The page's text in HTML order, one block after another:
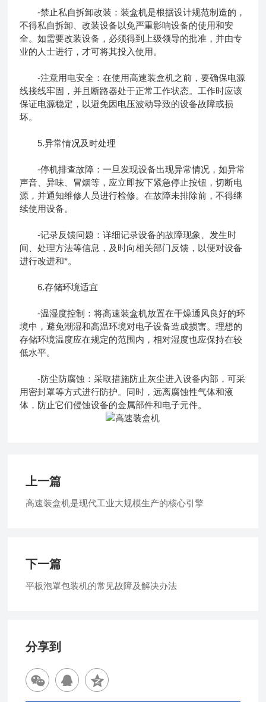
-禁止私自拆卸改装：装盒机是根据设计规范制造的，
不得私自拆卸、改装设备以免严重影响设备的使用和安
全。如需要改装设备，必须得到上级领导的批准，并由专
业的人士进行，才可将其投入使用。
-注意用电安全：在使用高速装盒机之前，要确保电源
线接线牢固，并且断路器处于正常工作状态。工作时应该
保证电源稳定，以避免因电压波动导致的设备故障或损
坏。
5.异常情况及时处理
-停机排查故障：一旦发现设备出现异常情况，如异常
声音、异味、冒烟等，应立即按下紧急停止按钮，切断电
源，并通知维修人员进行检修。在故障未排除前，不得继
续使用设备。
-记录反馈问题：详细记录设备的故障现象、发生时
间、处理方法等信息，及时向相关部门反馈，以便对设备
进行改进和*。
6.存储环境适宜
-温湿度控制：将高速装盒机放置在干燥通风良好的环
境中，避免潮湿和高温环境对电子设备造成损害。理想的
存储环境温度应在规定的范围内，相对湿度也应保持在较
低水平。
-防尘防腐蚀：采取措施防止灰尘进入设备内部，可采
用密封罩等方式进行防护。同时，远离腐蚀性气体和液
体，防止它们侵蚀设备的金属部件和电子元件。
上一篇
高速装盒机是现代工业大规模生产的核心引擎
下一篇
平板泡罩包装机的常见故障及解决办法
分享到